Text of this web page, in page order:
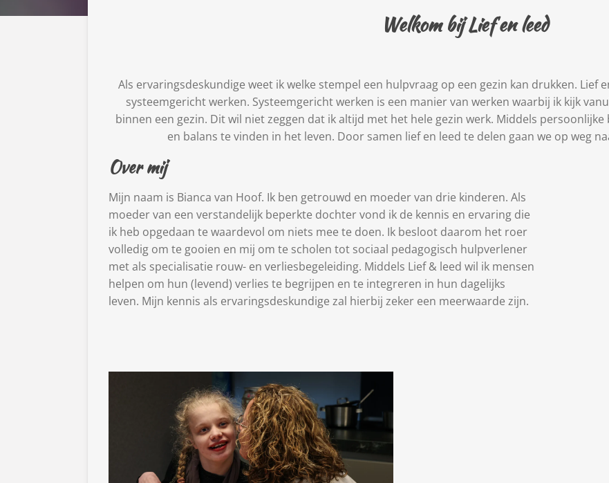
Welkom bij Lief en leed
Als ervaringsdeskundige weet ik welke stempel een hulpvraag op een gezin kan drukken.
systeemgericht werken. Systeemgericht werken is een manier van werken waarbij ik kijk
binnen een gezin. Dit wil niet zeggen dat ik altijd met het hele gezin werk. Middels
en balans te vinden in het leven. Door samen lief en leed te delen gaan we op weg
Over mij
Mijn naam is Bianca van Hoof. Ik ben getrouwd en moeder van drie kinderen. Als
moeder van een verstandelijk beperkte dochter vond ik de kennis en ervaring die
ik heb opgedaan te waardevol om niets mee te doen. Ik besloot daarom het roer
volledig om te gooien en mij om te scholen tot sociaal pedagogisch hulpverlener
met als specialisatie rouw- en verliesbegeleiding. Middels Lief & leed wil ik mensen
helpen om hun (levend) verlies te begrijpen en te integreren in hun dagelijks
leven. Mijn kennis als ervaringsdeskundige zal hierbij zeker een meerwaarde zijn.